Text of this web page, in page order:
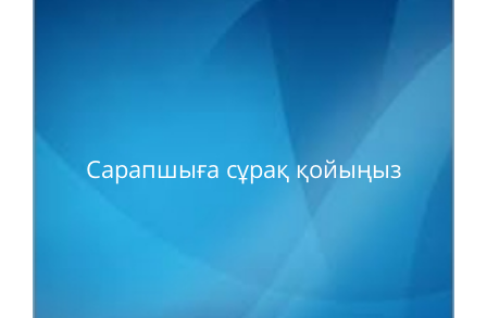
Сарапшыға сұрақ қойыңыз